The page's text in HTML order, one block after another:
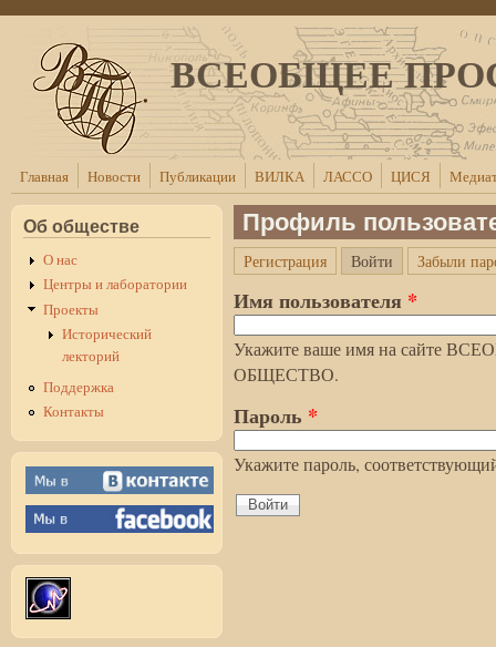
Перейти к основному содержанию
ВСЕОБЩЕЕ
Главная Новости Публикации ВИЛКА ЛАССО ЦИСЯ
Об обществе
О нас
Центры и лаборатории
Проекты
Исторический
лекторий
Поддержка
Контакты
Профиль
Главные вкладки
Регистрация Войти (активная
Забыли
Имя пользователя *
Укажите ваше имя на сайте
ОБЩЕСТВО.
Пароль *
Укажите пароль,